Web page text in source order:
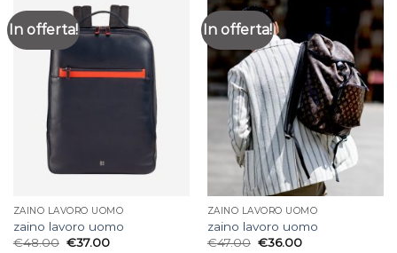
In offerta!
ZAINO LAVORO UOMO
zaino lavoro uomo
€48.00 €37.00
In offerta!
ZAINO LAVORO UOMO
zaino lavoro uomo
€47.00 €36.00